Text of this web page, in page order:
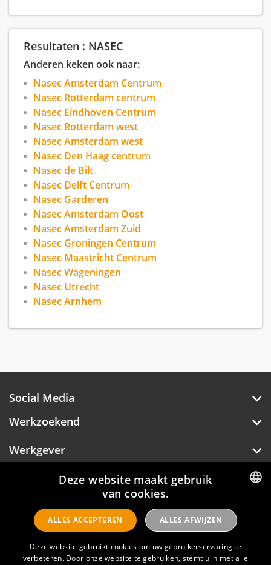
receptionisten worden ingezet in hotels en in de
zorg, waar ze zich onderscheiden door hun
gastvrijheid, betrokkenheid en positieve invloed
op de beleving van de organisatie. Met ons team
streven we ernaar om kwalitatieve en
professionele receptionisten te leveren aan onze
opdrachtgevers.
Resultaten : NASEC
Anderen keken ook naar:
Nasec Amsterdam Centrum
Nasec Rotterdam centrum
Nasec Eindhoven Centrum
Nasec Rotterdam west
Nasec Amsterdam west
Nasec Den Haag centrum
Nasec de Bilt
Nasec Delft Centrum
Nasec Garderen
Nasec Amsterdam Oost
Nasec Amsterdam Zuid
Nasec Groningen Centrum
Nasec Maastricht Centrum
Nasec Wageningen
Nasec Utrecht
Nasec Arnhem
Social Media
Werkzoekend
Werkgever
Over Hotelprofessionals
Hotelprofessionals
DUTCH
ENGLISH
Deze website maakt gebruik
van cookies.
Deze website gebruikt cookies om uw gebruikerservaring te
verbeteren. Door onze website te gebruiken, stemt u in met alle
ALLES ACCEPTEREN ALLES AFWIJZEN